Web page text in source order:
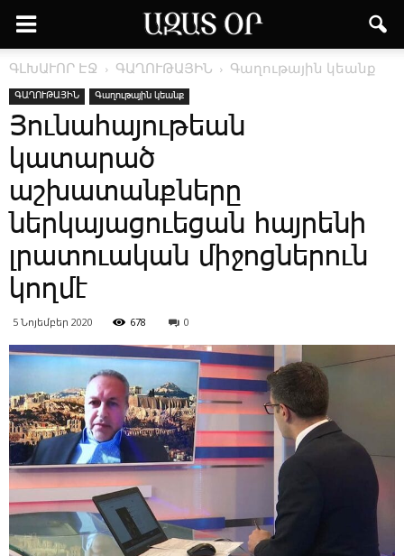
ԳԼԽԱՒՈՐ ԷՋ ԳԱՂՈՒԹԱՅԻՆ Գաղութային կեանք
ԳԱՂՈՒԹԱՅԻՆ Գաղութային կեանք
Յունահայութեան
կատարած
աշխատանքները
ներկայացուեցան հայրենի
լրատուական միջոցներուն
կողմէ
5 Նոյեմբեր 2020 678 0